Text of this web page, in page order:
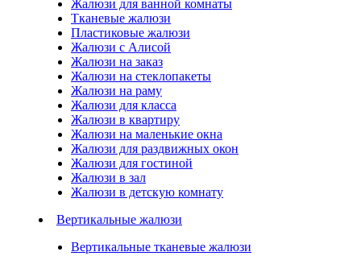
Жалюзи для ванной комнаты
Тканевые жалюзи
Пластиковые жалюзи
Жалюзи с Алисой
Жалюзи на заказ
Жалюзи на стеклопакеты
Жалюзи на раму
Жалюзи для класса
Жалюзи в квартиру
Жалюзи на маленькие окна
Жалюзи для раздвижных окон
Жалюзи для гостиной
Жалюзи в зал
Жалюзи в детскую комнату
Вертикальные жалюзи
Вертикальные тканевые жалюзи